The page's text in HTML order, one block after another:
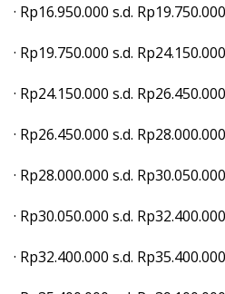
· Rp16.950.000 s.d.
· Rp19.750.000 s.d.
· Rp24.150.000 s.d.
· Rp26.450.000 s.d.
· Rp28.000.000 s.d.
· Rp30.050.000 s.d.
· Rp32.400.000 s.d.